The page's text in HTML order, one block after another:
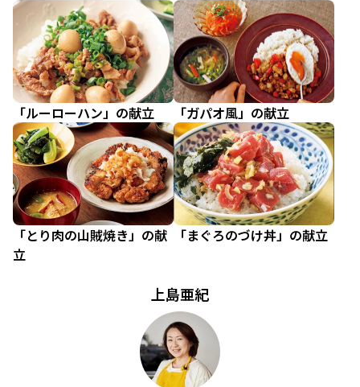
「ルーローハン」の献立 「ガパオ風」の献立
「とり肉の山賊焼き」の献
立
「まぐろのづけ丼」の献立
上島亜紀